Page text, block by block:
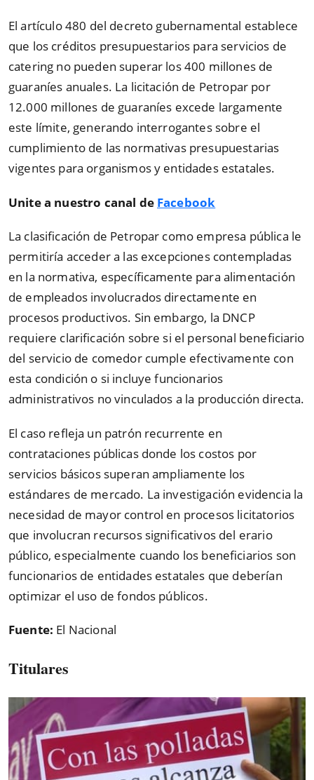
El artículo 480 del decreto gubernamental establece
que los créditos presupuestarios para servicios de
catering no pueden superar los 400 millones de
guaraníes anuales. La licitación de Petropar por
12.000 millones de guaraníes excede largamente
este límite, generando interrogantes sobre el
cumplimiento de las normativas presupuestarias
vigentes para organismos y entidades estatales.
Unite a nuestro canal de Facebook
La clasificación de Petropar como empresa pública le
permitiría acceder a las excepciones contempladas
en la normativa, específicamente para alimentación
de empleados involucrados directamente en
procesos productivos. Sin embargo, la DNCP
requiere clarificación sobre si el personal beneficiario
del servicio de comedor cumple efectivamente con
esta condición o si incluye funcionarios
administrativos no vinculados a la producción directa.
El caso refleja un patrón recurrente en
contrataciones públicas donde los costos por
servicios básicos superan ampliamente los
estándares de mercado. La investigación evidencia la
necesidad de mayor control en procesos licitatorios
que involucran recursos significativos del erario
público, especialmente cuando los beneficiarios son
funcionarios de entidades estatales que deberían
optimizar el uso de fondos públicos.
Fuente: El Nacional
Titulares